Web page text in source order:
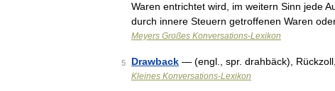
Waren entrichtet wird, im weitern Sinn jede
durch innere Steuern getroffenen Waren
Meyers Großes Konversations-Lexikon
5 Drawback — (engl., spr. drahbäck),
Kleines Konversations-Lexikon